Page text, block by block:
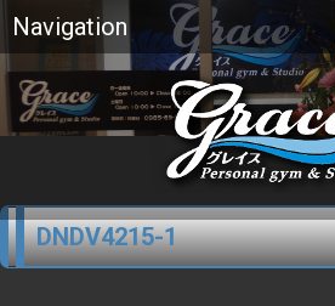
Navigation
DNDV4215-1